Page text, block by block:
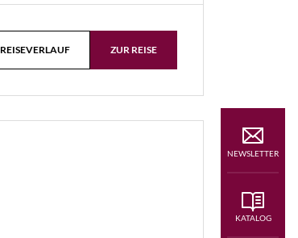
REISEVERLAUF ZUR REISE
NEWSLETTER
KATALOG